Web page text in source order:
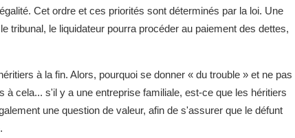
Cet ordre et ces priorités sont déterminés par la loi. Une
tribunal, le liquidateur pourra procéder au paiement des dettes,
à la fin. Alors, pourquoi se donner « du trouble » et ne pas
cela... s'il y a une entreprise familiale, est-ce que les héritiers
une question de valeur, afin de s'assurer que le défunt